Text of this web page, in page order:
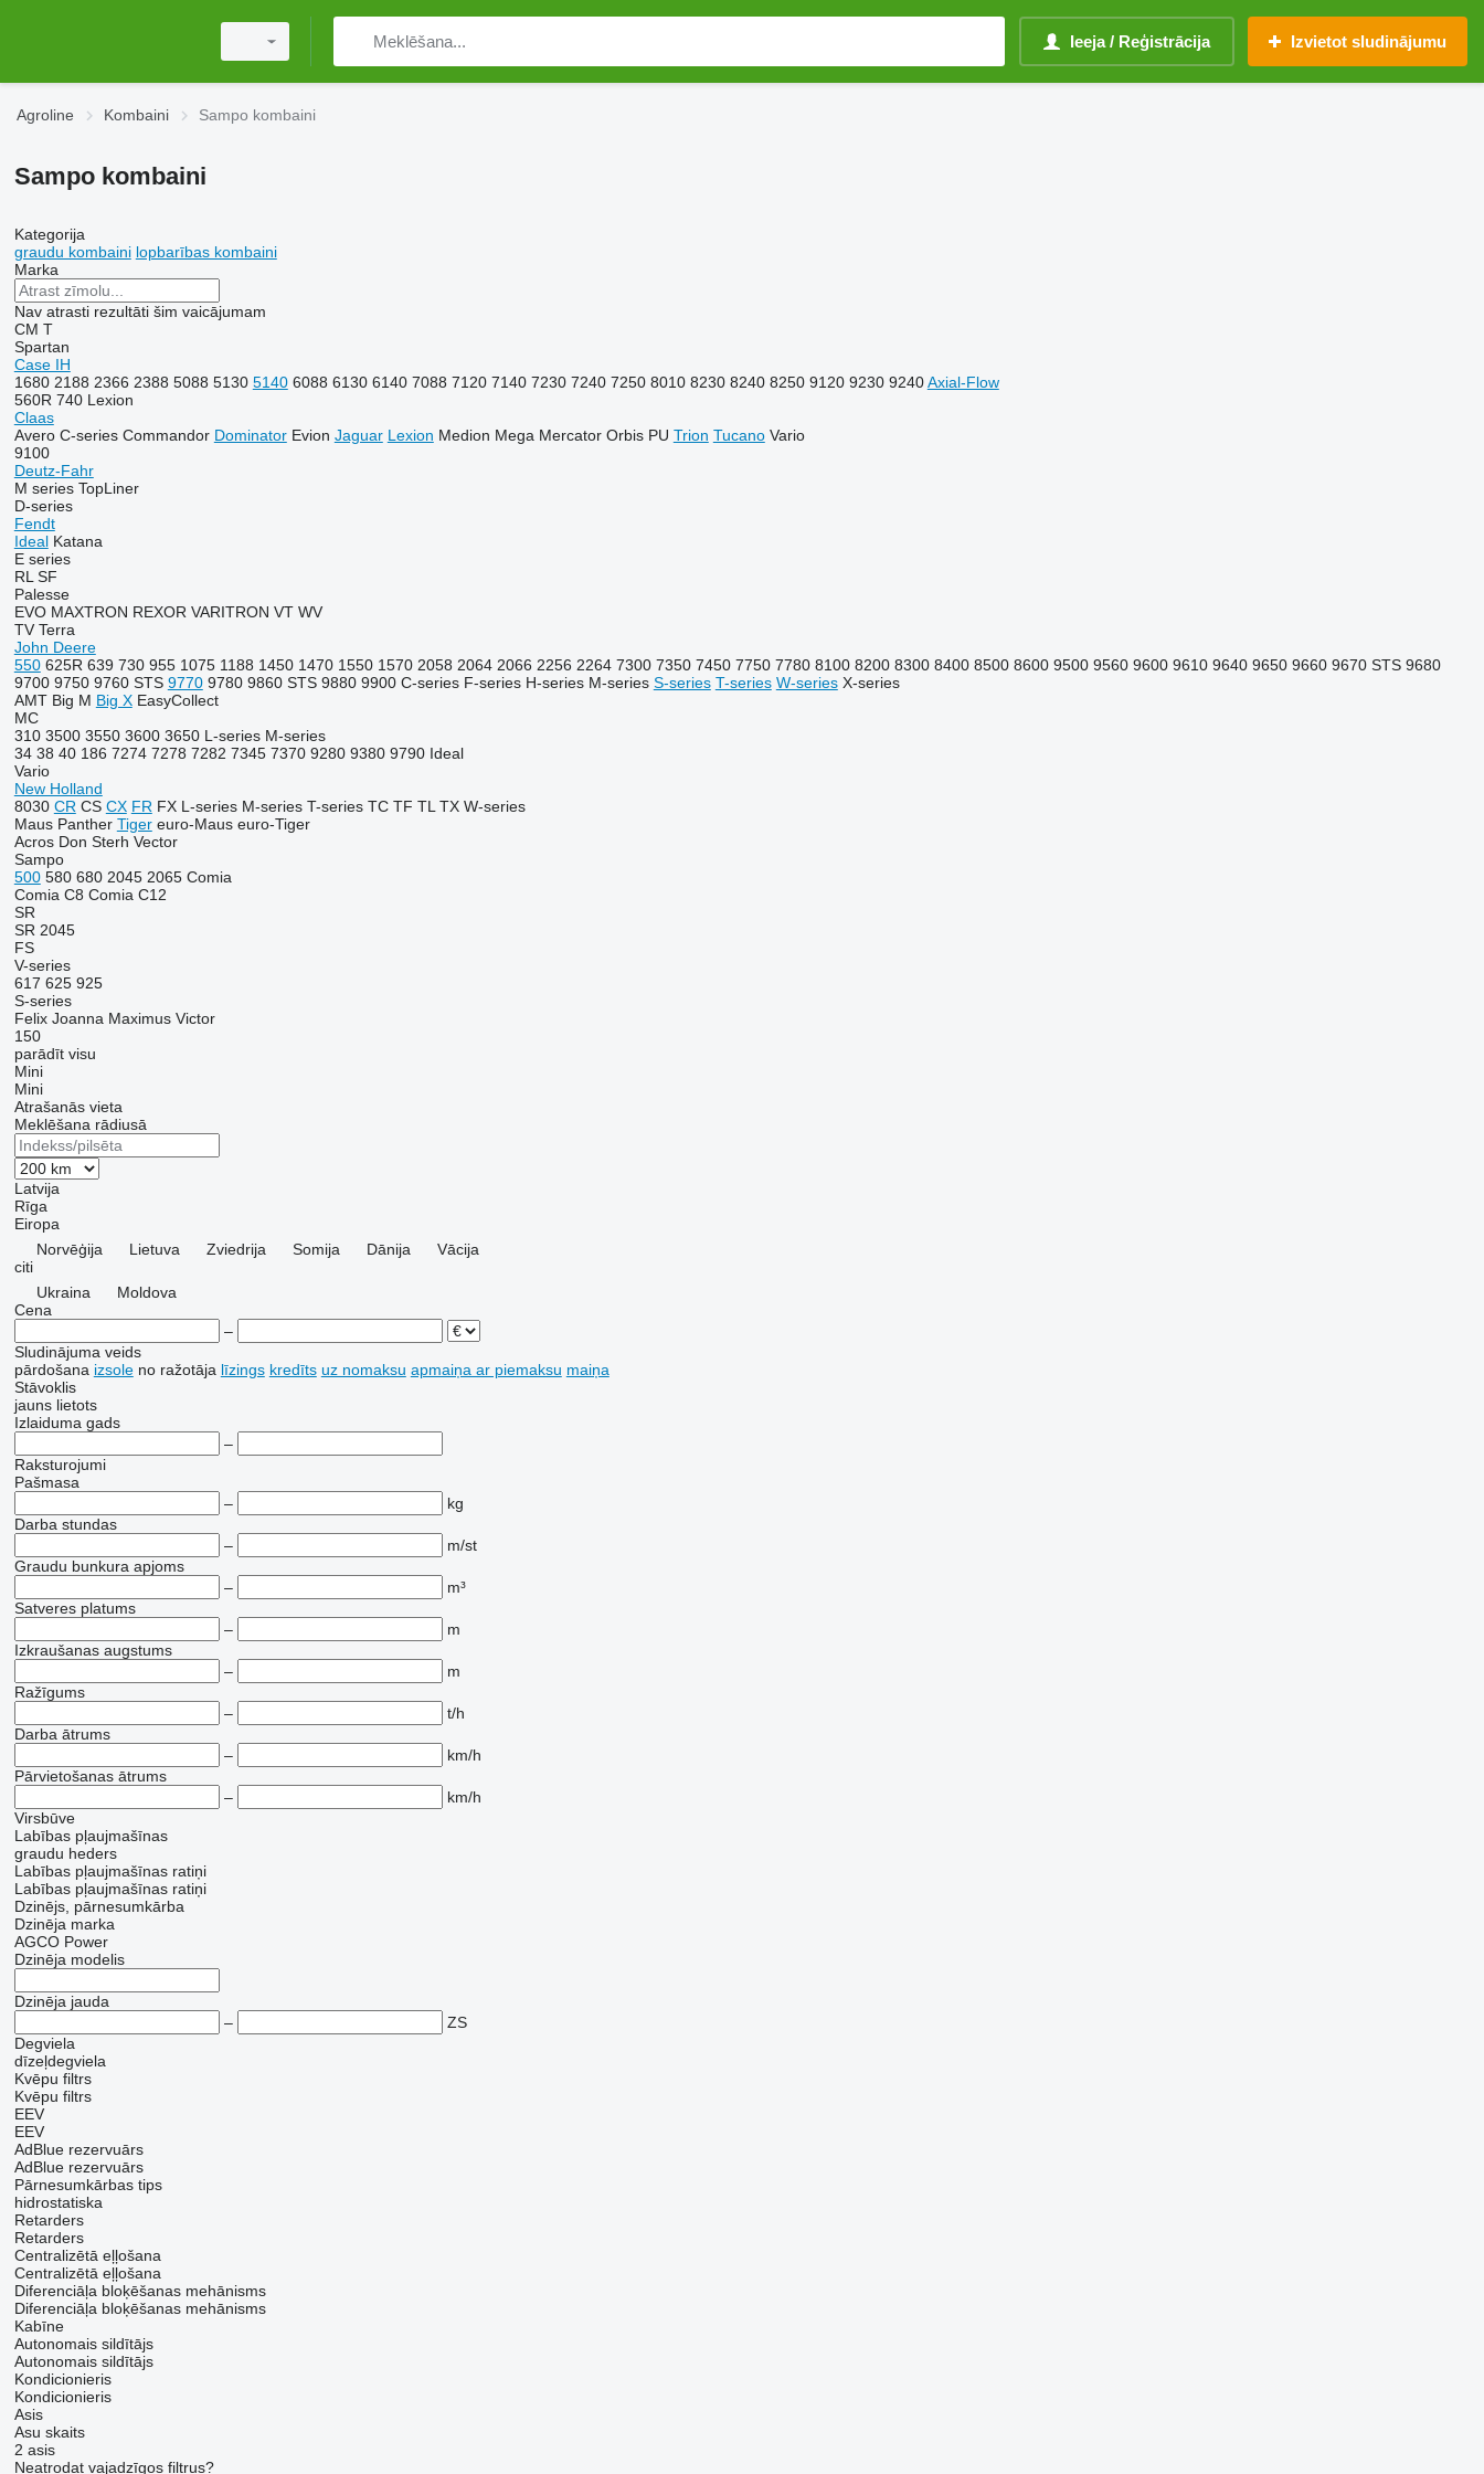
Ieeja / Reģistrācija Izvietot sludinājumu
Agroline Kombaini Sampo kombaini
Sampo kombaini
Kategorija
graudu kombaini lopbarības kombaini
Marka
Nav atrasti rezultāti šim vaicājumam
CM T
Spartan
Case IH
1680 2188 2366 2388 5088 5130 5140 6088 6130 6140 7088 7120 7140 7230 7240 7250 8010 8230 8240 8250 9120 9230 9240 Axial-Flow
560R 740 Lexion
Claas
Avero C-series Commandor Dominator Evion Jaguar Lexion Medion Mega Mercator Orbis PU Trion Tucano Vario
9100
Deutz-Fahr
M series TopLiner
D-series
Fendt
Ideal Katana
E series
RL SF
Palesse
EVO MAXTRON REXOR VARITRON VT WV
TV Terra
John Deere
550 625R 639 730 955 1075 1188 1450 1470 1550 1570 2058 2064 2066 2256 2264 7300 7350 7450 7750 7780 8100 8200 8300 8400 8500 8600 9500 9560 9600 9610 9640 9650 9660 9670 STS 9680
9700 9750 9760 STS 9770 9780 9860 STS 9880 9900 C-series F-series H-series M-series S-series T-series W-series X-series
AMT Big M Big X EasyCollect
MC
310 3500 3550 3600 3650 L-series M-series
34 38 40 186 7274 7278 7282 7345 7370 9280 9380 9790 Ideal
Vario
New Holland
8030 CR CS CX FR FX L-series M-series T-series TC TF TL TX W-series
Maus Panther Tiger euro-Maus euro-Tiger
Acros Don Sterh Vector
Sampo
500 580 680 2045 2065 Comia
Comia C8 Comia C12
SR
SR 2045
FS
V-series
617 625 925
S-series
Felix Joanna Maximus Victor
150
parādīt visu
Mini
Mini
Atrašanās vieta
Meklēšana rādiusā
Latvija
Rīga
Eiropa
Norvēģija
Lietuva Zviedrija Somija Dānija
Vācija
citi
Ukraina
Moldova
Cena
–
Sludinājuma veids
pārdošana izsole no ražotāja līzings kredīts uz nomaksu apmaiņa ar piemaksu maiņa
Stāvoklis
jauns lietots
Izlaiduma gads
–
Raksturojumi
Pašmasa
–
kg
Darba stundas
–
m/st
Graudu bunkura apjoms
–
m³
Satveres platums
–
m
Izkraušanas augstums
–
m
Ražīgums
–
t/h
Darba ātrums
–
km/h
Pārvietošanas ātrums
–
km/h
Virsbūve
Labības pļaujmašīnas
graudu heders
Labības pļaujmašīnas ratiņi
Labības pļaujmašīnas ratiņi
Dzinējs, pārnesumkārba
Dzinēja marka
AGCO Power
Dzinēja modelis
Dzinēja jauda
–
ZS
Degviela
dīzeļdegviela
Kvēpu filtrs
Kvēpu filtrs
EEV
EEV
AdBlue rezervuārs
AdBlue rezervuārs
Pārnesumkārbas tips
hidrostatiska
Retarders
Retarders
Centralizētā eļļošana
Centralizētā eļļošana
Diferenciāļa bloķēšanas mehānisms
Diferenciāļa bloķēšanas mehānisms
Kabīne
Autonomais sildītājs
Autonomais sildītājs
Kondicionieris
Kondicionieris
Asis
Asu skaits
2 asis
Neatrodat vajadzīgos filtrus?